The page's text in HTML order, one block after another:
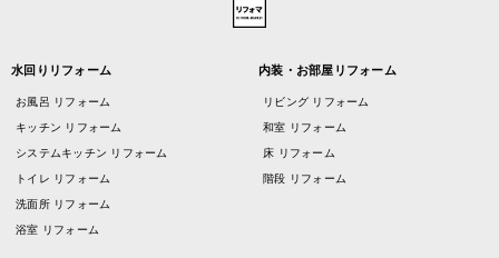
水回りリフォーム
お風呂 リフォーム
キッチン リフォーム
システムキッチン リフォーム
トイレ リフォーム
洗面所 リフォーム
浴室 リフォーム
内装・お部屋リフォーム
リビング リフォーム
和室 リフォーム
床 リフォーム
階段 リフォーム